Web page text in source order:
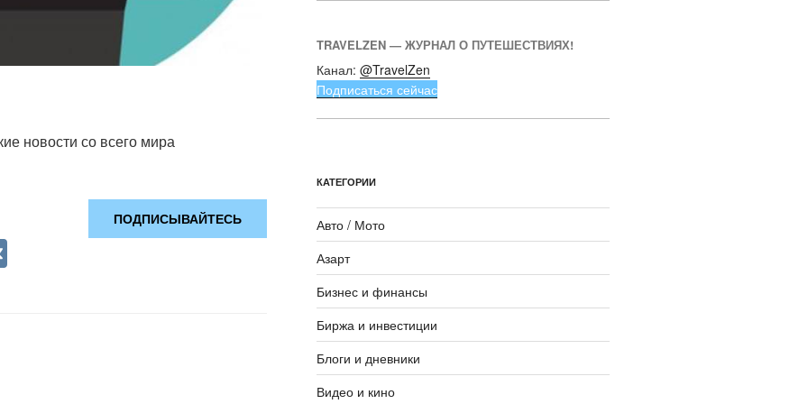
новости со всего мира
ПОДПИСЫВАЙТЕСЬ
TRAVELZEN — ЖУРНАЛ О ПУТЕШЕСТВИЯХ!
Канал: @TravelZen
Подписаться сейчас
КАТЕГОРИИ
Авто / Мото
Азарт
Бизнес и финансы
Биржа и инвестиции
Блоги и дневники
Видео и кино